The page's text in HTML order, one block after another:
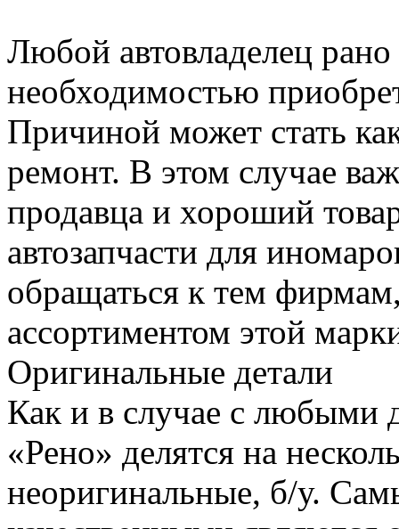
Любой автовладелец рано
необходимостью
Причиной может стать
ремонт. В этом случае
продавца и хороший
автозапчасти для
обращаться к тем
ассортиментом этой
Оригинальные детали
Как и в случае с любыми
«Рено» делятся на
неоригинальные, б/у.